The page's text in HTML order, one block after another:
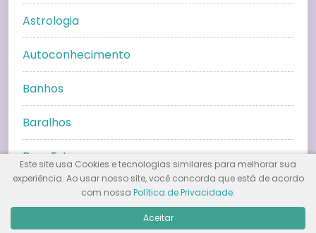
Astrologia
Autoconhecimento
Banhos
Baralhos
Bem Estar
Este site usa Cookies e tecnologias similares para melhorar sua
experiência. Ao usar nosso site, você concorda que está de acordo
com nossa Política de Privacidade.
Aceitar